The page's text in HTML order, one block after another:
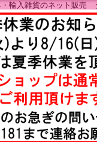
輸入雑貨のネット販売